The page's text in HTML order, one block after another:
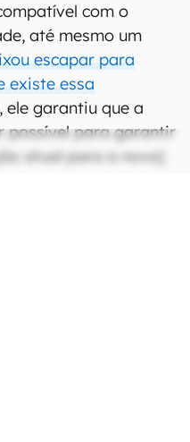
com o
até mesmo um
escapar para
existe essa
ele garantiu que a
possível para garantir
atual para a nova]